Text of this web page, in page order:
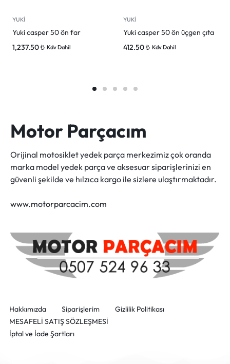
YUKİ
Yuki casper 50 ön far
1,237.50₺ Kdv Dahil
YUKİ
Yuki casper 50 ön üçgen çıta
412.50₺ Kdv Dahil
Motor Parçacım
Orijinal motosiklet yedek parça merkezimiz çok oranda
marka model yedek parça ve aksesuar siparişlerinizi en
güvenli şekilde ve hılzıca kargo ile sizlere ulaştırmaktadır.
www.motorparcacim.com
Hakkımızda Siparişlerim
Gizlilik Politikası
MESAFELİ SATIŞ SÖZLEŞMESİ
İptal ve İade Şartları